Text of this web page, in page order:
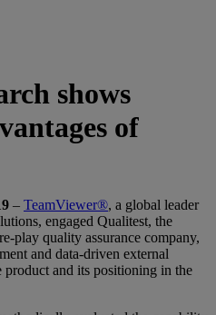
shows
of
– TeamViewer®, a global leader
engaged Qualitest, the
play quality assurance company,
and data-driven external
product and its positioning in the